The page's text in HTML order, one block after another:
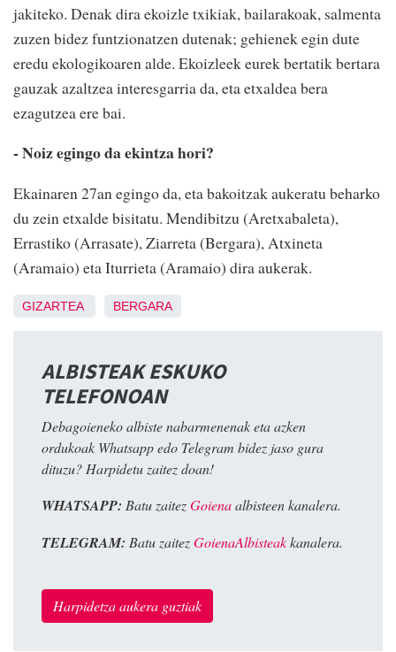
jakiteko. Denak dira ekoizle txikiak, bailarakoak, salmenta
zuzen bidez funtzionatzen dutenak; gehienek egin dute
eredu ekologikoaren alde. Ekoizleek eurek bertatik bertara
gauzak azaltzea interesgarria da, eta etxaldea bera
ezagutzea ere bai.
- Noiz egingo da ekintza hori?
Ekainaren 27an egingo da, eta bakoitzak aukeratu beharko
du zein etxalde bisitatu. Mendibitzu (Aretxabaleta),
Errastiko (Arrasate), Ziarreta (Bergara), Atxineta
(Aramaio) eta Iturrieta (Aramaio) dira aukerak.
GIZARTEA BERGARA
ALBISTEAK ESKUKO
TELEFONOAN
Debagoieneko albiste nabarmenenak eta azken
ordukoak Whatsapp edo Telegram bidez jaso gura
dituzu? Harpidetu zaitez doan!
WHATSAPP: Batu zaitezGoienaalbisteen kanalera.
TELEGRAM: Batu zaitezGoienaAlbisteakkanalera.
Harpidetza aukera guztiak